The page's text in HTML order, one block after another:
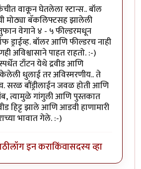
वाकून घेतलेला स्टान्स.. बॉल
मोठ्या बॅकलिफ्टसह झालेली
वेगाने ४ - ५ फील्डरमधून
बॉलर आणि फील्डरच नाही
अविश्वासाने पाहत राहतो. :-)
टाँटन येथे द्रवीड आणि
धुलाई तर अविस्मरणीय.. ते
सरळ बौंड्रीलाईन जवळ होती आणि
त्यामुळे गांगुली आणि पुस्तकात
हिट्ट झाले आणि आडवी हाणामारी
भावात गेले. :-)
लॉग इन कराकिंवासदस्य व्हा